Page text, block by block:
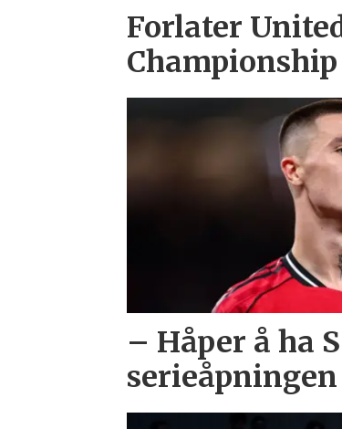
Forlater
Championship
– Håper å ha
serieåpningen